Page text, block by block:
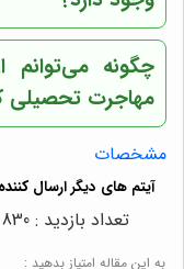
چگونه می‌توانم
مهاجرت تحصیلی
مشخصات
به این مقاله امتیاز بدهید :
تعداد بازدید : 830